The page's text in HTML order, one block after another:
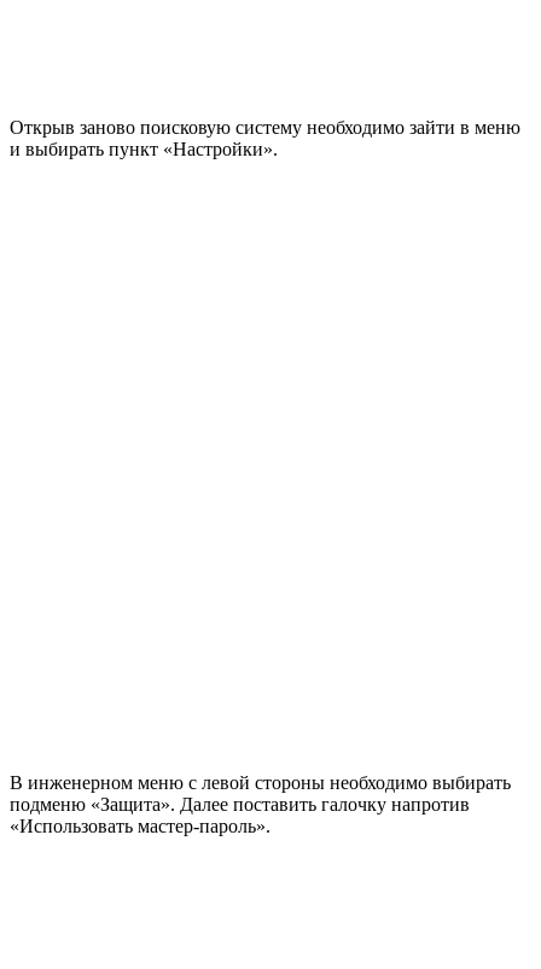
Открыв заново поисковую систему необходимо зайти в меню
и выбирать пункт «Настройки».
В инженерном меню с левой стороны необходимо выбирать
подменю «Защита». Далее поставить галочку напротив
«Использовать мастер-пароль».